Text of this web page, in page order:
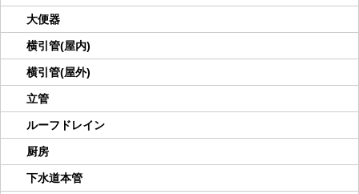
大便器
横引管(屋内)
横引管(屋外)
立管
ルーフドレイン
厨房
下水道本管